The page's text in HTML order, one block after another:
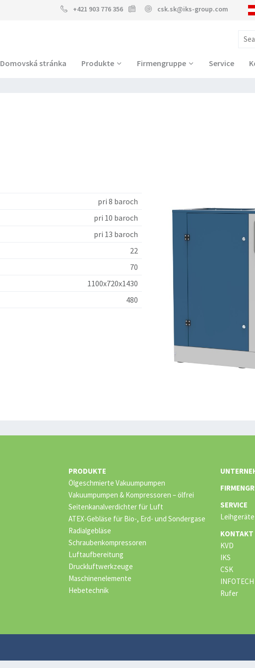
+421 903 776 356 csk.sk@iks-group.com
Domovská stránka Produkte Firmengruppe Service
pri 8 baroch
pri 10 baroch
pri 13 baroch
22
70
1100x720x1430
480
PRODUKTE
Ölgeschmierte Vakuumpumpen
Vakuumpumpen & Kompressoren – ölfrei
Seitenkanalverdichter für Luft
ATEX-Gebläse für Bio-, Erd- und Sondergase
Radialgebläse
Schraubenkompressoren
Luftaufbereitung
Druckluftwerkzeuge
Maschinenelemente
Hebetechnik
SERVICE
Leihgeräte
KONTAKT
KVD
IKS
CSK
INFOTECH
Rufer